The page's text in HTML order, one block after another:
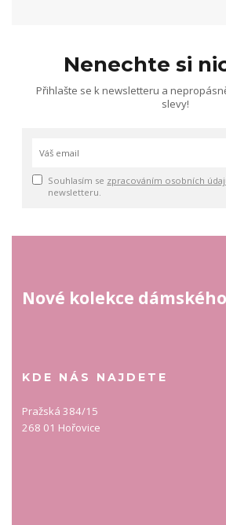
Nenechte si
Přihlašte se k newsletteru a
slevy!
Souhlasím se zpracováním osobních
newsletteru.
Nové kolekce
KDE NÁS NAJDETE
Pražská 384/15
268 01 Hořovice